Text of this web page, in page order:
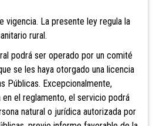
La presente ley regula la
rural.
podrá ser operado por un comité
se les haya otorgado una licencia
Públicas. Excepcionalmente,
el reglamento, el servicio podrá
natural o jurídica autorizada por